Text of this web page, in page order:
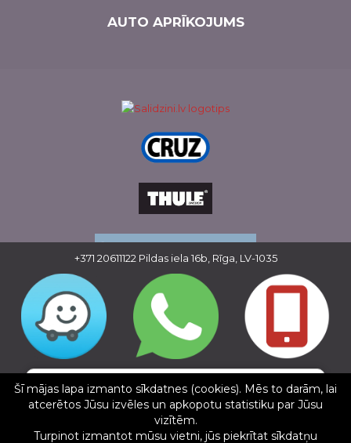
AUTO APRĪKOJUMS
Copyright © 2016 - 2026, SIA Corelem Group
Mājas lapas izstrāde WEBstyle.lv
+371 20611122 Pildas iela 16b, Rīga, LV-1035
Alise
5/5
✕
Šī mājas lapa izmanto sīkdatnes (cookies). Mēs to darām, lai
atcerētos Jūsu izvēles un apkopotu statistiku par Jūsu
vizītēm.
Turpinot izmantot mūsu vietni, jūs piekrītat sīkdatņu